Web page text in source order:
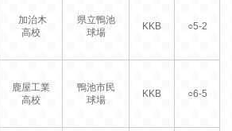
加治木
高校
県立鴨池
球場
KKB ○5-2
鹿屋工業
高校
鴨池市民
球場
KKB ○6-5